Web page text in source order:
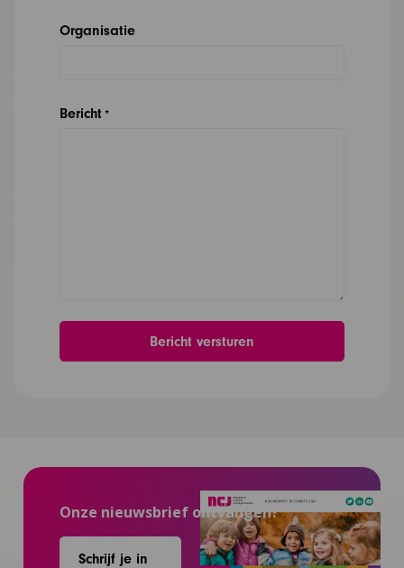
Organisatie
Bericht *
Onze nieuwsbrief ontvangen?
Schrijf je in